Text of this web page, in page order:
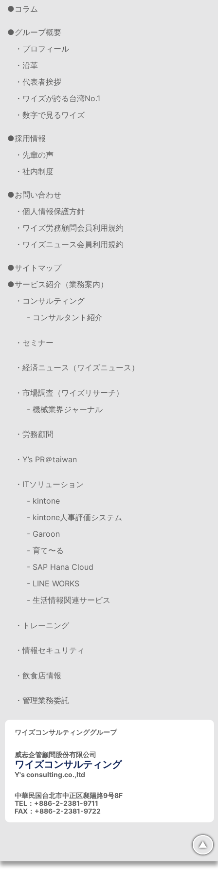
コラム
グループ概要
・プロフィール
・沿革
・代表者挨拶
・ワイズが誇る台湾No.1
・数字で見るワイズ
採用情報
・先輩の声
・社内制度
お問い合わせ
・個人情報保護方針
・ワイズ労務顧問会員利用規約
・ワイズニュース会員利用規約
サイトマップ
サービス紹介（業務案内）
・コンサルティング
- コンサルタント紹介
・セミナー
・経済ニュース（ワイズニュース）
・市場調査（ワイズリサーチ）
- 機械業界ジャーナル
・労務顧問
・Y’s PR＠taiwan
・ITソリューション
- kintone
- kintone人事評価システム
- Garoon
- 育て〜る
- SAP Hana Cloud
- LINE WORKS
- 生活情報関連サービス
・トレーニング
・情報セキュリティ
・飲食店情報
・管理業務委託
ワイズコンサルティンググループ
威志企管顧問股份有限公司
ワイズコンサルティング
Y's consulting.co.,ltd
中華民国台北市中正区襄陽路9号8F
TEL：+886-2-2381-9711
FAX：+886-2-2381-9722
▲